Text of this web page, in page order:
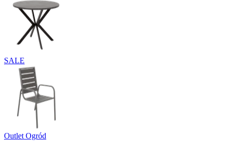
SALE
Outlet Ogród